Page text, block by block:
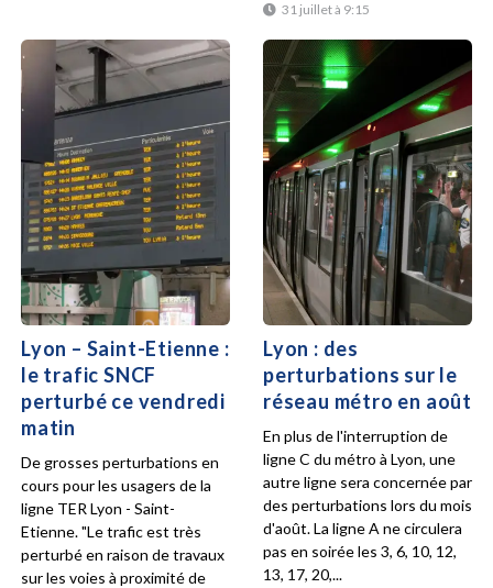
31 juillet à 9:15
Lyon – Saint-Etienne :
le trafic SNCF
perturbé ce vendredi
matin
De grosses perturbations en
cours pour les usagers de la
ligne TER Lyon - Saint-
Etienne. "Le trafic est très
perturbé en raison de travaux
sur les voies à proximité de
Lyon : des
perturbations sur le
réseau métro en août
En plus de l'interruption de
ligne C du métro à Lyon, une
autre ligne sera concernée par
des perturbations lors du mois
d'août. La ligne A ne circulera
pas en soirée les 3, 6, 10, 12,
13, 17, 20,...